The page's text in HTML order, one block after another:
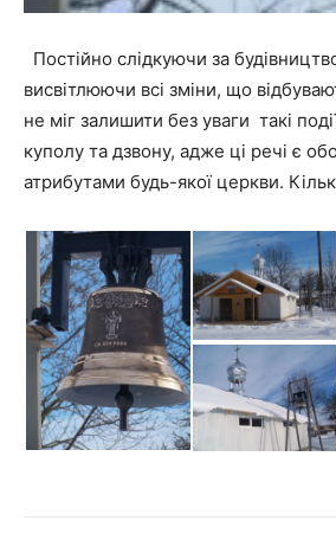
Постійно слідкуючи за
висвітлюючи всі зміни, що
не міг залишити без уваги такі
куполу та дзвону, адже ці речі є
атрибутами будь-якої церкви.